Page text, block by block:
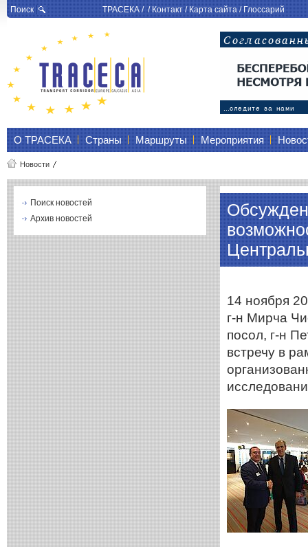
Поиск ТРАСЕКА/ /Контакт/Карта сайта/Глоссарий
О ТРАСЕКА Страны Маршруты Мероприятия
Новости
Поиск новостей
Архив новостей
14 ноября
г-н Мирча
посол, г-н
встречу в